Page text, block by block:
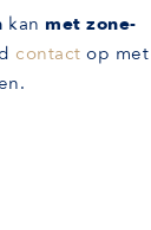
kan met zone-
contact op met